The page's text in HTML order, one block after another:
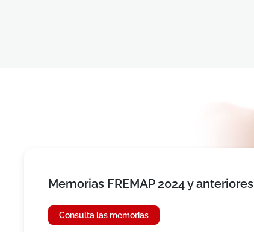
Memorias FREMAP 2024 y anteriores
Consulta las memorias